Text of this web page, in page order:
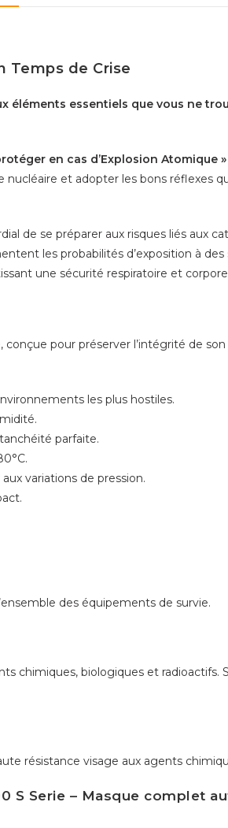
Temps de Crise
éléments essentiels que vous ne
en cas d’Explosion Atomique »
et adopter les bons réflexes
de se préparer aux risques liés aux
les probabilités d’exposition à
une sécurité respiratoire et
pour préserver l’intégrité de
les plus hostiles.
parfaite.
variations de pression.
des équipements de survie.
chimiques, biologiques et
résistance visage aux agents
S Serie – Masque complet